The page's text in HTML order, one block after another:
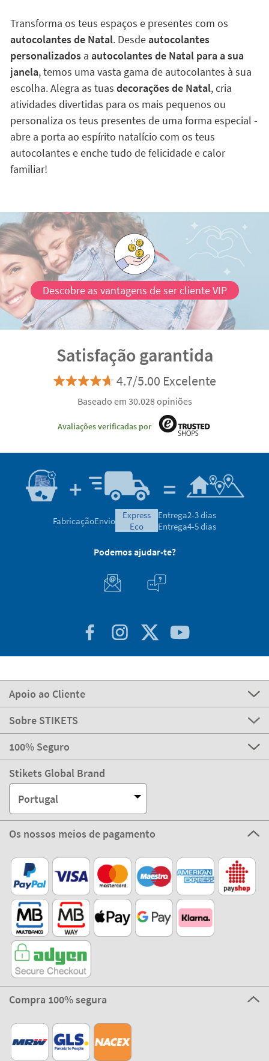
Transforma os teus espaços e presentes com os
autocolantes de Natal. Desdeautocolantes
personalizadosa autocolantes de Natal para a sua
janela, temos uma vasta gama de autocolantes à sua
escolha. Alegra as tuas decorações de Natal, cria
atividades divertidas para os mais pequenos ou
personaliza os teus presentes de uma forma especial -
abre a porta ao espírito natalício com os teus
autocolantes e enche tudo de felicidade e calor
familiar!
Descobre as vantagens de ser cliente VIP
Satisfação garantida
4.7/5.00 Excelente
Baseado em 30.028 opiniões
Avaliações verificadas por
FabricaçãoEnvio
express
eco
Entrega2-3 dias
Entrega4-5 dias
Podemos ajudar-te?
Apoio ao Cliente
Sobre STIKETS
100% Seguro
Stikets Global Brand
Portugal
Os nossos meios de pagamento
Compra 100% segura